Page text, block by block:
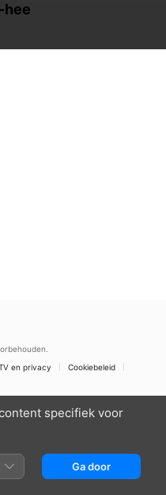
hee
en privacy
Cookiebeleid
specifiek voor
Ga door